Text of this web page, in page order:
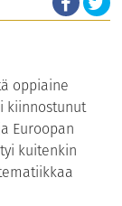
oppiaine
kiinnostunut
Euroopan
kuitenkin